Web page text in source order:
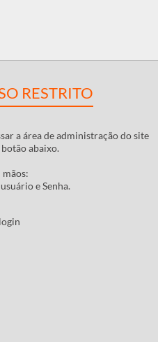
RESTRITO
a área de administração do site
abaixo.
mãos:
e Senha.